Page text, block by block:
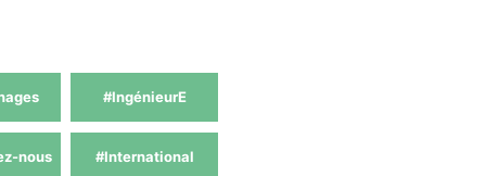
#IngénieurE
nous #International